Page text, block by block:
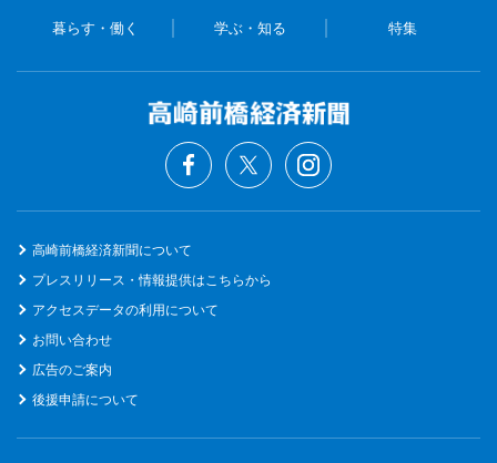
暮らす・働く 学ぶ・知る 特集
高崎前橋経済新聞について
プレスリリース・情報提供はこちらから
アクセスデータの利用について
お問い合わせ
広告のご案内
後援申請について